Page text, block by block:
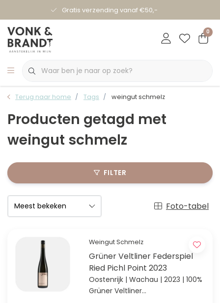
Gratis verzending vanaf €50,-
0
Terug naar home Tags weingut schmelz
Producten getagd met
weingut schmelz
FILTER
Foto-tabel
Weingut Schmelz
Grüner Veltliner Federspiel
Ried Pichl Point 2023
Oostenrijk | Wachau | 2023 | 100%
Grüner Veltliner